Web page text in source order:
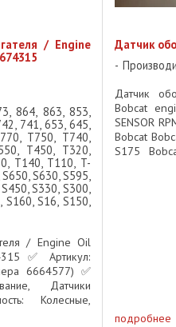
/ Engine
864, 863, 853,
741, 653, 645,
T750, T740,
T450, T320,
T140, T110, T-
S630, S595,
S330, S300,
S160, S16, S150,
/ Engine Oil
✅ Артикул:
6664577) ✅
Датчики
Колесные,
погрузчики
Датчик
Датчик
Bobcat
SENSOR
Bobcat
S175
подробнее